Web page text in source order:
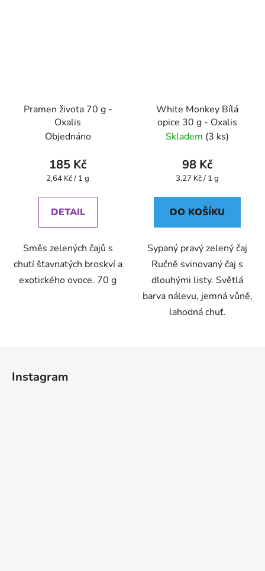
Pramen života 70 g -
Oxalis
Objednáno
185 Kč
Měrná
2,64 Kč / 1 g
DETAIL
Směs zelených čajů s
chutí šťavnatých broskví a
exotického ovoce. 70 g
White Monkey Bílá
opice 30 g - Oxalis
Skladem (3 ks)
98 Kč
Měrná
3,27 Kč / 1 g
DO KOŠÍKU
Sypaný pravý zelený čaj
Ručně svinovaný čaj s
dlouhými listy. Světlá
barva nálevu, jemná vůně,
lahodná chuť.
Instagram